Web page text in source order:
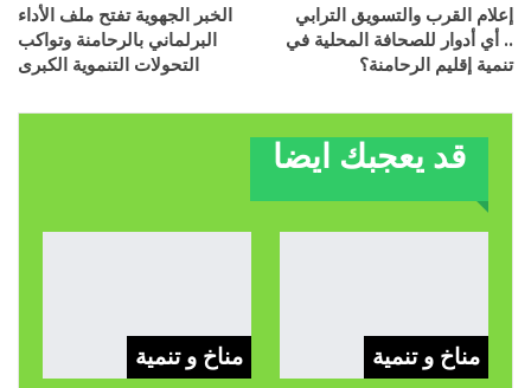
إعلام القرب والتسويق الترابي
.. أي أدوار للصحافة المحلية في
تنمية إقليم الرحامنة؟
الخبر الجهوية تفتح ملف الأداء
البرلماني بالرحامنة وتواكب
التحولات التنموية الكبرى
قد يعجبك ايضا
مناخ و تنمية مناخ و تنمية